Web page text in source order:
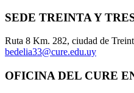
SEDE TREINTA Y
Ruta 8 Km. 282, ciudad de
bedelia33@cure.edu.uy
OFICINA DEL CURE